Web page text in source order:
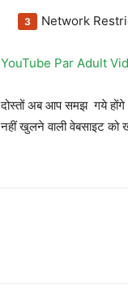
Network
YouTube Par Adult
दोस्तों अब आप समझ गये
नहीं खुलने वाली वेबसाइट